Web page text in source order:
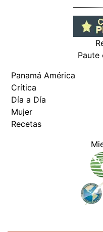
Paute
Panamá América
Crítica
Día a Día
Mujer
Recetas